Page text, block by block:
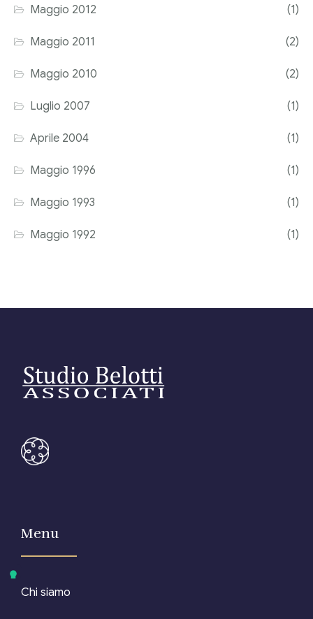
Maggio 2012 (1)
Maggio 2011 (2)
Maggio 2010 (2)
Luglio 2007 (1)
Aprile 2004 (1)
Maggio 1996 (1)
Maggio 1993 (1)
Maggio 1992 (1)
Menu
Chi siamo